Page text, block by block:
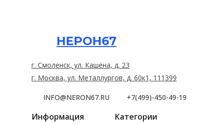
НЕРОН67
Информация Категории
INFO@NERON67.RU +7(499)-450-49-19
г. Смоленск, ул. Кашена, д. 23
г. Москва, ул. Металлургов, д. 60к1, 111399